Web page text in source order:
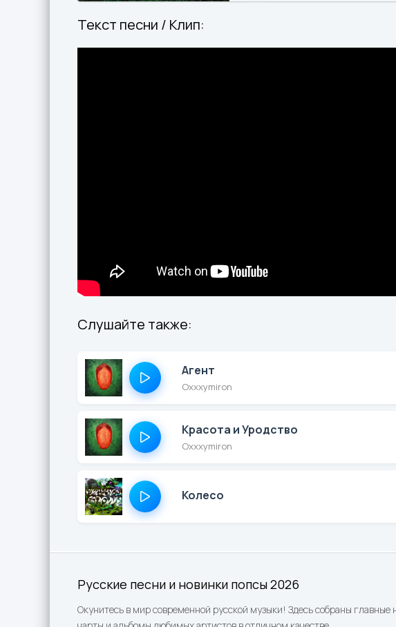
Русские песни и новинки попсы 2026
Окунитесь в мир современной русской музыки! Здесь собраны
Текст песни / Клип:
Слушайте также:
Агент
Oxxxymiron
Красота и Уродство
Oxxxymiron
Колесо